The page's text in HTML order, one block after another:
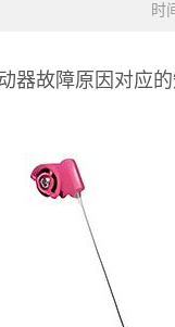
器故障原因对应